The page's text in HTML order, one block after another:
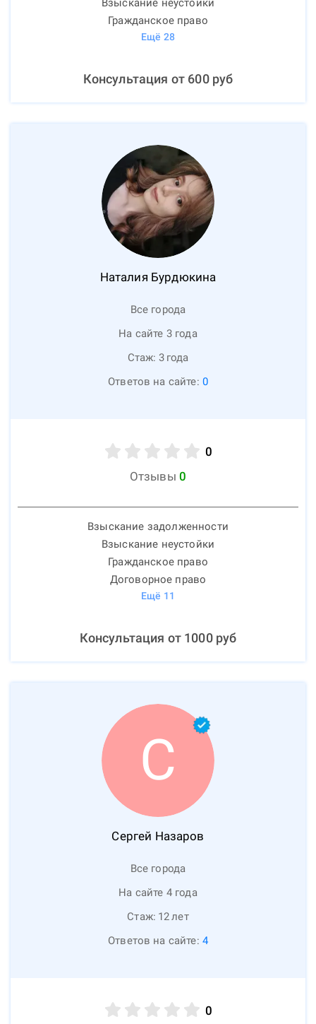
Взыскание неустойки
Гражданское право
Ещё 28
Консультация от 600руб
Наталия Бурдюкина
Все города
На сайте 3 года
Стаж: 3 года
Ответов на сайте: 0
0
Отзывы 0
Взыскание задолженности
Взыскание неустойки
Гражданское право
Договорное право
Ещё 11
Консультация от 1000руб
С
Сергей Назаров
Все города
На сайте 4 года
Стаж: 12лет
Ответов на сайте: 4
0